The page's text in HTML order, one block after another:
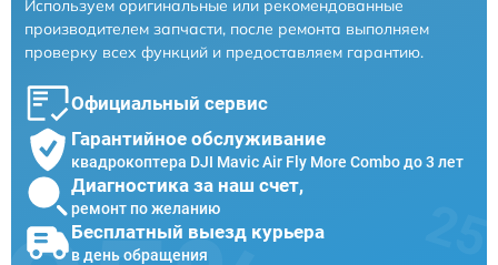
Используем оригинальные или рекомендованные
производителем запчасти, после ремонта выполняем
проверку всех функций и предоставляем гарантию.
Официальный сервис
Гарантийное обслуживание
квадрокоптера DJI Mavic Air Fly More Combo до 3 лет
Диагностика за наш счет,
ремонт по желанию
Бесплатный выезд курьера
в день обращения